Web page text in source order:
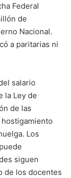
Federal
de
Nacional.
a paritarias ni
salario
la Ley de
de las
Los
siguen
de los docentes